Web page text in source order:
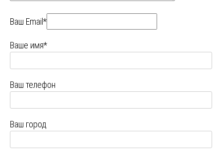
Ваш Email*
Ваше имя*
Ваш телефон
Ваш город